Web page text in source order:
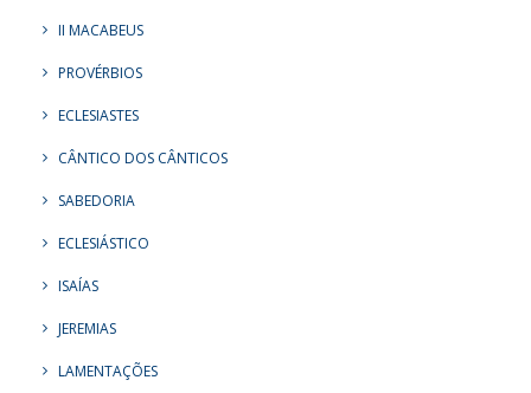
II MACABEUS
PROVÉRBIOS
ECLESIASTES
CÂNTICO DOS CÂNTICOS
SABEDORIA
ECLESIÁSTICO
ISAÍAS
JEREMIAS
LAMENTAÇÕES